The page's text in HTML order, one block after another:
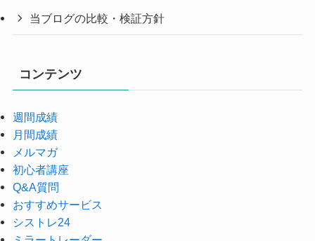
当ブログの比較・検証方針
コンテンツ
週間成績
月間成績
メルマガ
初心者講座
Q&A質問
おすすめサービス
シストレ24